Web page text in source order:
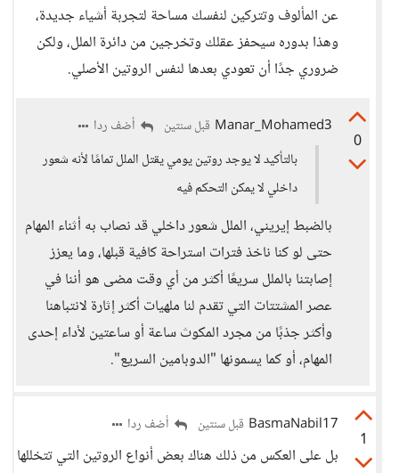
عن المألوف وتتركين لنفسك مساحة لتجربة أشياء جديدة،
وهذا بدوره سيحفز عقلك وتخرجين من دائرة الملل، ولكن
ضروري جدًا أن تعودي بعدها لنفس الروتين الأصلي.
0
Manar_Mohamed3 قبل سنتين
أضف ردا
بالتأكيد لا يوجد روتين يومي يقتل الملل تمامًا لأنه شعور
داخلي لا يمكن التحكم فيه
بالضبط إيريني، الملل شعور داخلي قد نصاب به أثناء المهام
حتى لو كنا ناخذ فترات استراحة كافية قبلها، وما يعزز
إصابتنا بالملل سريعًا أكثر من أي وقت مضى هو أننا في
عصر المشتتات التي تقدم لنا ملهيات أكثر إثارة لانتباهنا
وأكثر جذبًا من مجرد المكوث ساعة أو ساعتين لأداء إحدى
المهام، أو كما يسمونها "الدوبامين السريع".
1
BasmaNabil17 قبل سنتين أضف ردا
بل على العكس من ذلك هناك بعض أنواع الروتين التي تتخللها